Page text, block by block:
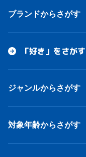
ブランドからさがす
「好き」をさがす
ジャンルからさがす
対象年齢からさがす